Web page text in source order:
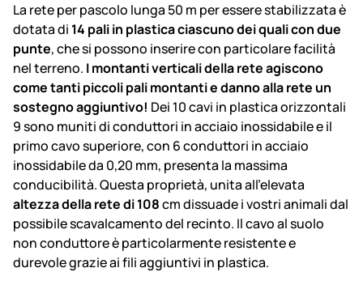
La rete per pascolo lunga 50 m per essere stabilizzata è
dotata di 14 pali in plastica ciascuno dei quali con due
punte, che si possono inserire con particolare facilità
nel terreno. I montanti verticali della rete agiscono
come tanti piccoli pali montanti e danno alla rete un
sostegno aggiuntivo! Dei 10 cavi in plastica orizzontali
9 sono muniti di conduttori in acciaio inossidabile e il
primo cavo superiore, con 6 conduttori in acciaio
inossidabile da 0,20 mm, presenta la massima
conducibilità. Questa proprietà, unita all'elevata
altezza della rete di 108cm dissuade i vostri animali dal
possibile scavalcamento del recinto. Il cavo al suolo
non conduttore è particolarmente resistente e
durevole grazie ai fili aggiuntivi in plastica.